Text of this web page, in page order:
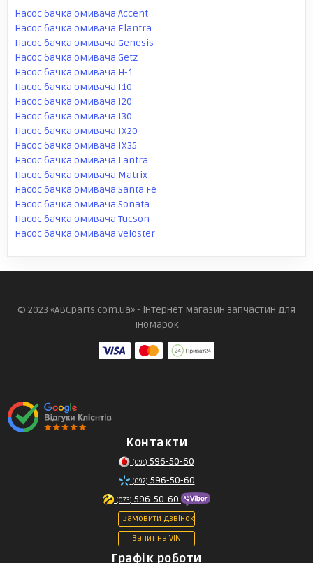
Насос бачка омивача Accent
Насос бачка омивача Elantra
Насос бачка омивача Genesis
Насос бачка омивача Getz
Насос бачка омивача H-1
Насос бачка омивача I10
Насос бачка омивача I20
Насос бачка омивача I30
Насос бачка омивача IX20
Насос бачка омивача IX35
Насос бачка омивача Lantra
Насос бачка омивача Matrix
Насос бачка омивача Santa Fe
Насос бачка омивача Sonata
Насос бачка омивача Tucson
Насос бачка омивача Veloster
© 2023 «ABCparts.com.ua» - інтернет магазин запчастин для
іномарок
Контакти
(095) 596-50-60
(097) 596-50-60
(073) 596-50-60
Замовити дзвінок
Запит на VIN
Графік роботи